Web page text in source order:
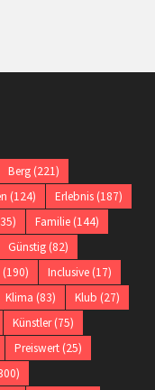
Berg(221)
(124) Erlebnis(187)
Familie(144)
Günstig(82)
(190) Inclusive(17)
Klima (83) Klub (27)
Künstler(75)
Preiswert(25)